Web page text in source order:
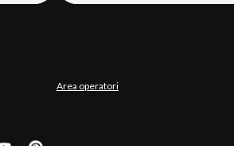
Area operatori